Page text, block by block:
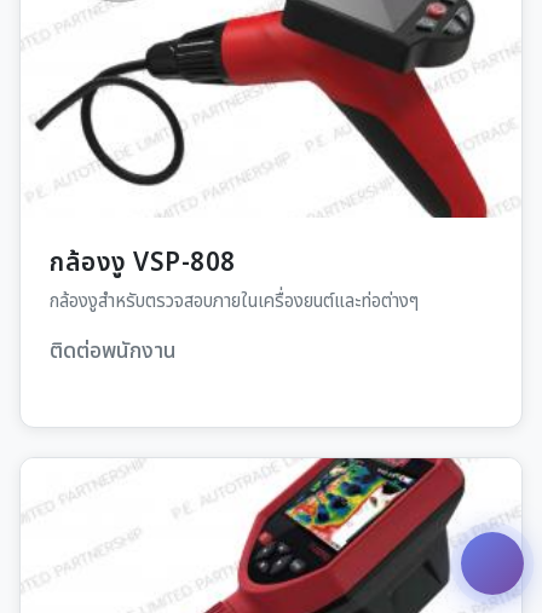
กล้องงู VSP-808
กล้องงูสำหรับตรวจสอบภายในเครื่องยนต์และท่อต่างๆ
ติดต่อพนักงาน